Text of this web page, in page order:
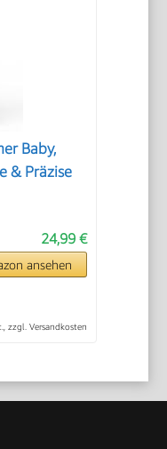
Baby,
& Präzise
24,99 €
ansehen
zzgl. Versandkosten